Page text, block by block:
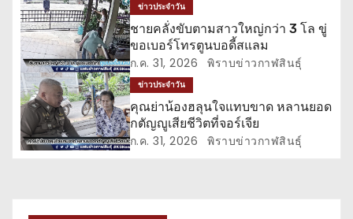
รื่
อ
ง
ข่าวประจำวัน
ชายคลั่งขับตามสาวใหญ่กว่า 3 โล ขู่
ขอเบอร์โทรตูนบอดี้สแลม
ก.ค. 31, 2026 พิราบข่าวกาฬสินธุ์
ข่าวประจำวัน
คุณย่าน้องฮลุนใจแทบขาด หลานยอด
กตัญญูเสียชีวิตที่จอร์เจีย
ก.ค. 31, 2026 พิราบข่าวกาฬสินธุ์